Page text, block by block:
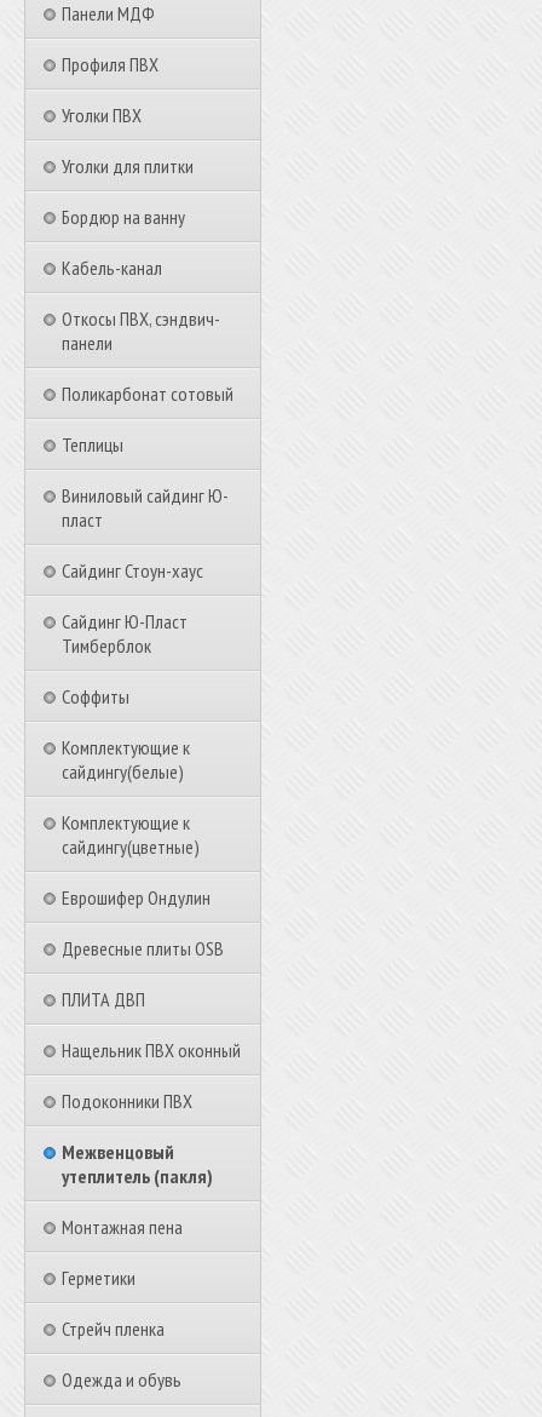
Панели МДФ
Профиля ПВХ
Уголки ПВХ
Уголки для плитки
Бордюр на ванну
Кабель-канал
Откосы ПВХ, сэндвич-
панели
Поликарбонат сотовый
Теплицы
Виниловый сайдинг Ю-
пласт
Сайдинг Стоун-хаус
Сайдинг Ю-Пласт
Тимберблок
Соффиты
Комплектующие к
сайдингу(белые)
Комплектующие к
сайдингу(цветные)
Еврошифер Ондулин
Древесные плиты OSB
ПЛИТА ДВП
Нащельник ПВХ оконный
Подоконники ПВХ
Межвенцовый
утеплитель (пакля)
Монтажная пена
Герметики
Стрейч пленка
Одежда и обувь